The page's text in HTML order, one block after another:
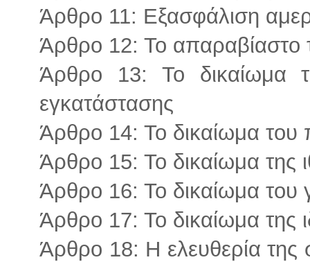
Άρθρο 11: Εξασφάλιση
Άρθρο 12: Το απαραβίαστο
Άρθρο 13: Το δικαίωμα
εγκατάστασης
Άρθρο 14: Το δικαίωμα του
Άρθρο 15: Το δικαίωμα της
Άρθρο 16: Το δικαίωμα του
Άρθρο 17: Το δικαίωμα της
Άρθρο 18: Η ελευθερία της